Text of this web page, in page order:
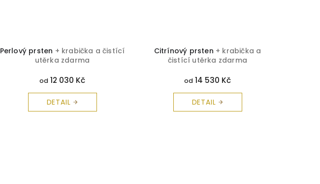
Perlový prsten + krabička a čistící
utěrka zdarma
od 12 030 Kč
DETAIL
Citrínový prsten + krabička a
čistící utěrka zdarma
od 14 530 Kč
DETAIL